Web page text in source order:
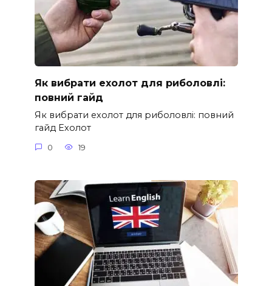
Як вибрати ехолот для риболовлі:
повний гайд
Як вибрати ехолот для риболовлі: повний
гайд Ехолот
0 19